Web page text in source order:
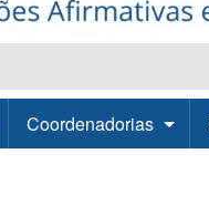
Coordenadorias